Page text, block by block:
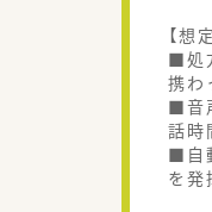
【想
■処
携わ
■音
話時
■自
を発